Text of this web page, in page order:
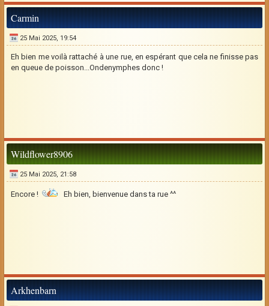
Carmin
25 Mai 2025, 19:54
Eh bien me voilà rattaché à une rue, en espérant que cela ne finisse pas
en queue de poisson...Ondenymphes donc !
Wildflower8906
25 Mai 2025, 21:58
Encore ! Eh bien, bienvenue dans ta rue ^^
Arkhenbarn